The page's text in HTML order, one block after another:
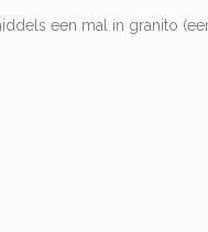
een mal in granito